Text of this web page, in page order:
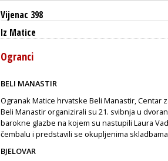
Vijenac 398
Iz Matice
Ogranci
BELI MANASTIR
Ogranak Matice hrvatske Beli Manastir, Centar
Beli Manastir organizirali su 21. svibnja u
barokne glazbe na kojem su nastupili Laura
čembalu i predstavili se okupljenima
BJELOVAR